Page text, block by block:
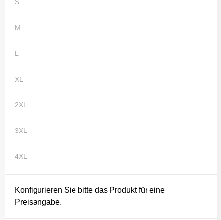
S
M
L
XL
2XL
3XL
4XL
Konfigurieren Sie bitte das Produkt für eine
Preisangabe.